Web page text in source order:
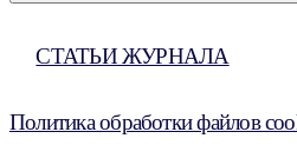
СТАТЬИ ЖУРНАЛА
Политика обработки файлов